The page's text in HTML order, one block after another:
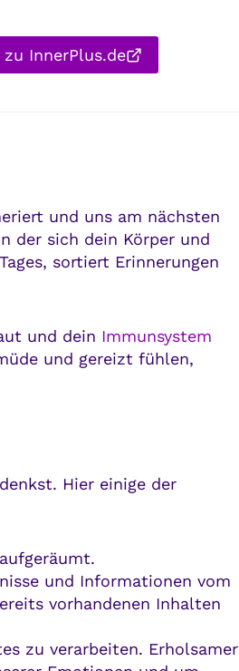
InnerPlus.de
und uns am nächsten
der sich dein Körper und
sortiert Erinnerungen
und dein Immunsystem
und gereizt fühlen,
Hier einige der
und Informationen vom
vorhandenen Inhalten
zu verarbeiten. Erholsamer